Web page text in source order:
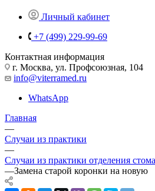
Личный кабинет
+7 (499) 229-99-69
Контактная информация
г. Москва, ул. Профсоюзная, 104
info@viterramed.ru
WhatsApp
Главная
—
Случаи из практики
—
Случаи из практики отделения
—Замена старой коронки на новую